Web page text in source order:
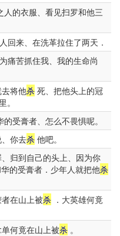
人的衣服、看见扫罗和他三
回来、在洗革拉住了两天．
痛苦抓住我、我的生命尚
将他杀 死、把他头上的冠
。
的受膏者、怎么不畏惧呢。
你去杀 他吧。
归到自己的头上、因为你
的受膏者．少年人就把他杀
在山上被杀 ．大英雄何竟
何竟在山上被杀 。